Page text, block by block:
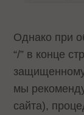
Однако при
“/” в конце
мы
сайта),